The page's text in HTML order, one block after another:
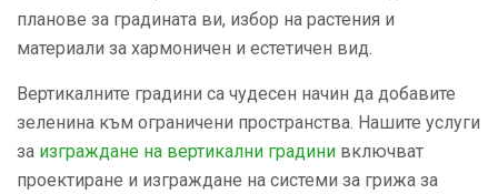
планове за градината ви, избор на растения и
материали за хармоничен и естетичен вид.
Вертикалните градини са чудесен начин да добавите
зеленина към ограничени пространства. Нашите услуги
за изграждане на вертикални градини включват
проектиране и изграждане на системи за грижа за